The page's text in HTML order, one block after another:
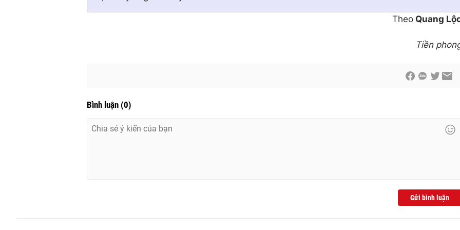
Theo Quang
Tiền
Bình luận (0)
Gửi bình luận